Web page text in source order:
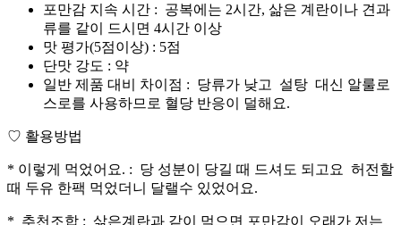
포만감 지속 시간 : 공복에는 2시간, 삶은 계란이나 견과
류를 같이 드시면 4시간 이상
맛 평가(5점이상) : 5점
단맛 강도 : 약
일반 제품 대비 차이점 : 당류가 낮고 설탕 대신 알룰로
스로를 사용하므로 혈당 반응이 덜해요.
♡ 활용방법
* 이렇게 먹었어요. : 당 성분이 당길 때 드셔도 되고요 허전할
때 두유 한팩 먹었더니 달랠수 있었어요.
* 추천조합 : 삶은계란과 같이 먹으면 포만감이 오래가 저는